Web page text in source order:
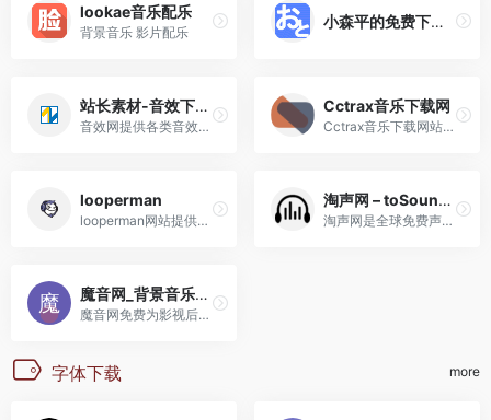
lookae音乐配乐
背景音乐 影片配乐
小森平的免费下载音效
站长素材-音效下载、音效素材免费下载、音效网
音效网提供各类音效下载: 笑...
Cctrax音乐下载网
Cctrax音乐下载网站是一个国...
looperman
looperman网站提供了非常多的...
淘声网 – toSound声音搜索引擎 – 免费音效素材资源|视频游戏配乐下载
淘声网是全球免费声音素材聚...
魔音网_背景音乐_音效配乐_短视频BGM_轻音乐纯音乐_免费素材下载
魔音网免费为影视后期创作者...
字体下载 more